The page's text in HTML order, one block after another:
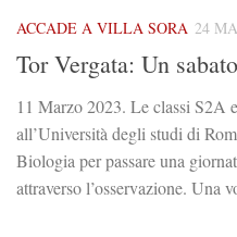
ACCADE A VILLA SORA 24
Tor Vergata: Un
11 Marzo 2023. Le classi S2A
all’Università degli studi di
Biologia per passare una
attraverso l’osservazione. Una